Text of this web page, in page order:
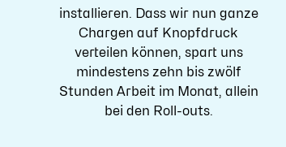
installieren. Dass wir nun ganze
Chargen auf Knopfdruck
verteilen können, spart uns
mindestens zehn bis zwölf
Stunden Arbeit im Monat, allein
bei den Roll-outs.